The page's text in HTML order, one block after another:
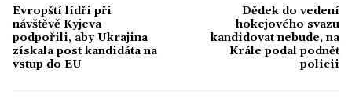
Evropští lídři při
návštěvě Kyjeva
podpořili, aby Ukrajina
získala post kandidáta na
vstup do EU
Dědek do vedení
hokejového svazu
kandidovat nebude, na
Krále podal podnět
policii